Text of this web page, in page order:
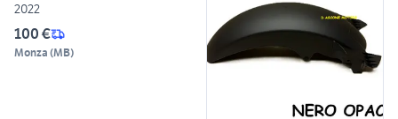
2022
100 €
Monza (MB)